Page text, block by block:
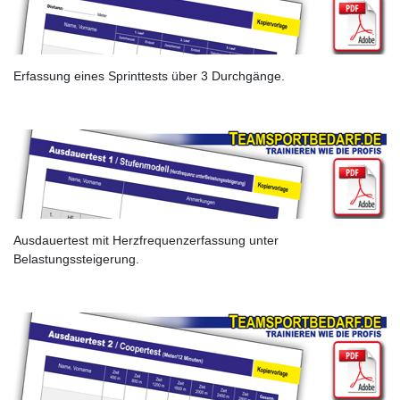
Erfassung eines Sprinttests über 3 Durchgänge.
Ausdauertest mit Herzfrequenzerfassung unter
Belastungssteigerung.